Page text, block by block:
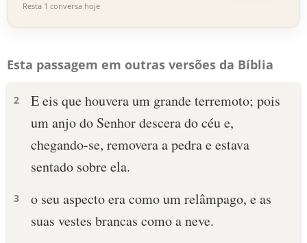
Resta 1 conversa hoje
Esta passagem em outras versões da Bíblia
2
E eis que houvera um grande terremoto; pois
um anjo do Senhor descera do céu e,
chegando-se, removera a pedra e estava
sentado sobre ela.
3
o seu aspecto era como um relâmpago, e as
suas vestes brancas como a neve.